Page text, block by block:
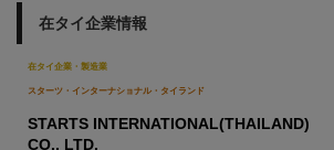
在タイ企業情報
在タイ企業・製造業
スターツ・インターナショナル・タイランド
STARTS INTERNATIONAL(THAILAND)
CO., LTD.